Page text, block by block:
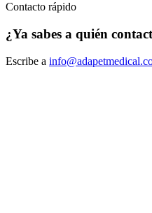
Contacto rápido
¿Ya sabes a quién
Escribe a